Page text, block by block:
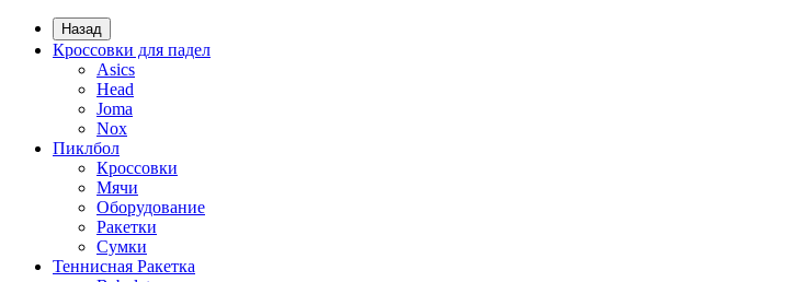
Назад
Кроссовки для падел
Asics
Head
Joma
Nox
Пиклбол
Кроссовки
Мячи
Оборудование
Ракетки
Сумки
Теннисная Ракетка